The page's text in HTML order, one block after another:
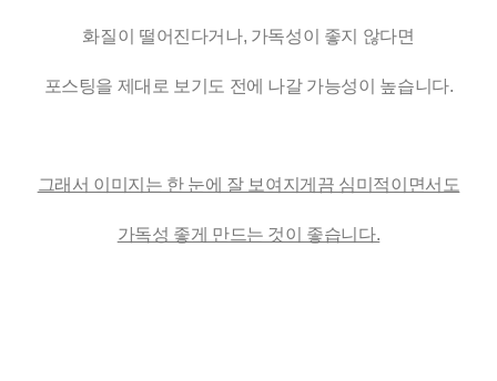
화질이 떨어진다거나, 가독성이 좋지 않다면
포스팅을 제대로 보기도 전에 나갈 가능성이 높습니다.
그래서 이미지는 한 눈에 잘 보여지게끔 심미적이면서도
가독성 좋게 만드는 것이 좋습니다.